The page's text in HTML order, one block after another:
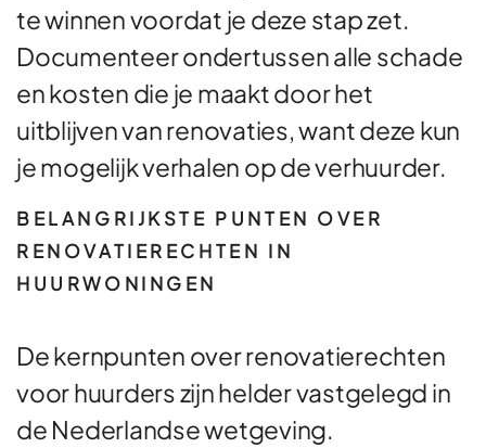
te winnen voordat je deze stap zet.
Documenteer ondertussen alle schade
en kosten die je maakt door het
uitblijven van renovaties, want deze kun
je mogelijk verhalen op de verhuurder.
BELANGRIJKSTE PUNTEN OVER
RENOVATIERECHTEN IN
HUURWONINGEN
De kernpunten over renovatierechten
voor huurders zijn helder vastgelegd in
de Nederlandse wetgeving.